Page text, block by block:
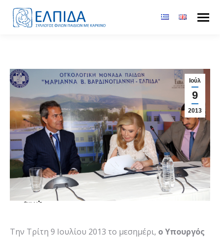
Ιούλ
9
2013
Την Τρίτη 9 Ιουλίου 2013 το μεσημέρι, ο Υπουργός